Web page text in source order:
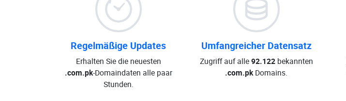
Regelmäßige Updates
Erhalten Sie die neuesten
.com.pk-Domaindaten alle paar
Stunden.
Umfangreicher Datensatz
Zugriff auf alle92.122bekannten
.com.pkDomains.